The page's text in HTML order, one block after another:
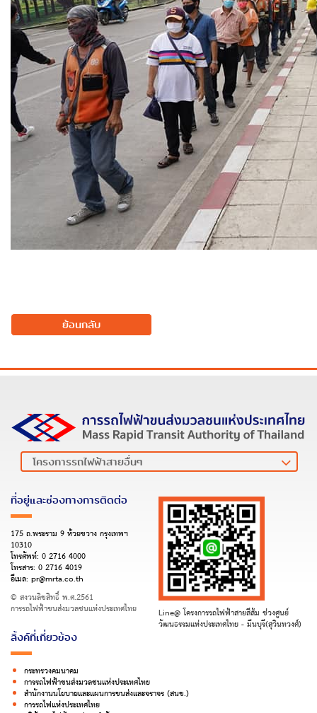
ย้อนกลับ
ที่อยู่และช่องทางการติดต่อ
175 ถ.พระราม 9 ห้วยขวาง กรุงเทพฯ
10310
โทรศัพท์: 0 2716 4000
โทรสาร: 0 2716 4019
อีเมล: pr@mrta.co.th
© สงวนลิขสิทธิ์ พ.ศ.2561
การรถไฟฟ้าขนส่งมวลชนแห่งประเทศไทย Line@ โครงการรถไฟฟ้าสายสีส้ม ช่วงศูนย์
วัฒนธรรมแห่งประเทศไทย - มีนบุรี(สุวินทวงศ์)
ลิ้งค์ที่เกี่ยวข้อง
กระทรวงคมนาคม
การรถไฟฟ้าขนส่งมวลชนแห่งประเทศไทย
สำนักงานนโยบายและแผนการขนส่งและจราจร (สนข.)
การรถไฟแห่งประเทศไทย